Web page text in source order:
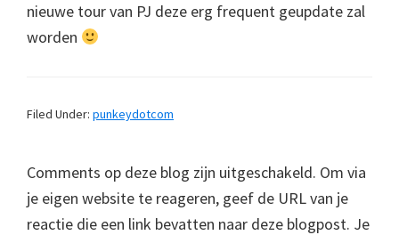
nieuwe tour van PJ deze erg frequent geupdate zal
worden
Filed Under: punkeydotcom
Comments op deze blog zijn uitgeschakeld. Om via
je eigen website te reageren, geef de URL van je
reactie die een link bevatten naar deze blogpost. Je